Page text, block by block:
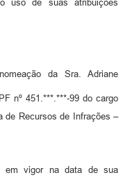
uso de suas atribuições
da Sra. Adriane
nº 451.***.***-99 do cargo
de Recursos de Infrações –
em vigor na data de sua